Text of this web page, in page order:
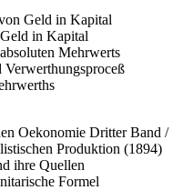
Geld in Kapital
in Kapital
Mehrwerts
Oekonomie Dritter Band /
Produktion (1894)
ihre Quellen
Formel